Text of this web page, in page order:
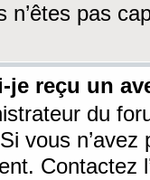
n’êtes pas
je reçu un
du
vous
Contactez